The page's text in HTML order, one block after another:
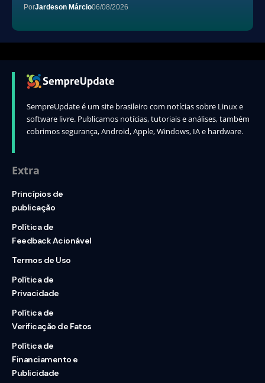
PorJardeson Márcio06/08/2026
SempreUpdate é um site brasileiro com notícias sobre Linux e
software livre. Publicamos notícias, tutoriais e análises, também
cobrimos segurança, Android, Apple, Windows, IA e hardware.
Extra
Princípios de
publicação
Política de
Feedback Acionável
Termos de Uso
Política de
Privacidade
Política de
Verificação de Fatos
Política de
Financiamento e
Publicidade